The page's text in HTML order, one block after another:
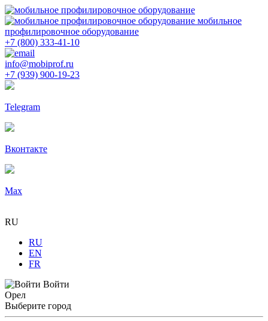
мобильное
профилировочное оборудование
+7 (800) 333-41-10
info@mobiprof.ru
+7 (939) 900-19-23
Telegram
Вконтакте
Max
RU
RU
EN
FR
Войти
Орел
Выберите город